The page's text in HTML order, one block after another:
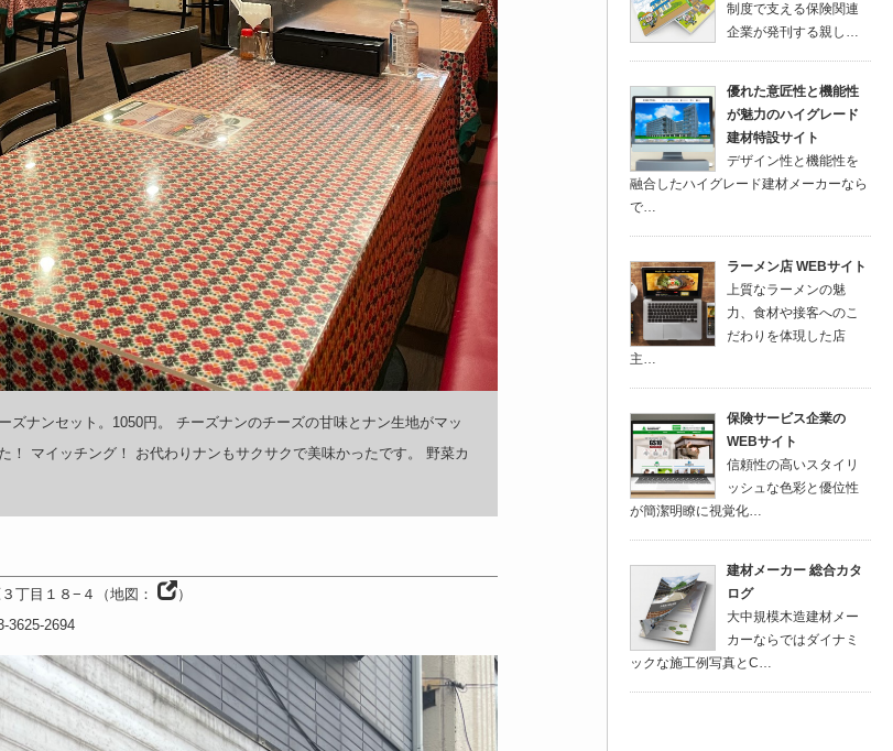
ズナンセット。1050円。 チーズナンのチーズの甘味とナン生地がマッ
！ マイッチング！ お代わりナンもサクサクで美味かったです。 野菜カ
丁目１８−４ （地図：
）
3625-2694
制度で支える保険関連
企業が発刊する親し…
優れた意匠性と機能性
が魅力のハイグレード
建材特設サイト
デザイン性と機能性を
融合したハイグレード建材メーカーなら
で…
ラーメン店 WEBサイト
上質なラーメンの魅
力、食材や接客へのこ
だわりを体現した店
主…
保険サービス企業の
WEBサイト
信頼性の高いスタイリ
ッシュな色彩と優位性
が簡潔明瞭に視覚化…
建材メーカー 総合カタ
ログ
大中規模木造建材メー
カーならではダイナミ
ックな施工例写真とC…